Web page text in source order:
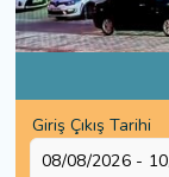
Giriş Çıkış Tarihi